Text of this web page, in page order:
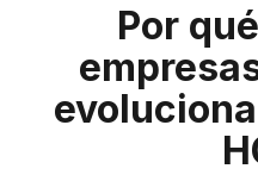
Por